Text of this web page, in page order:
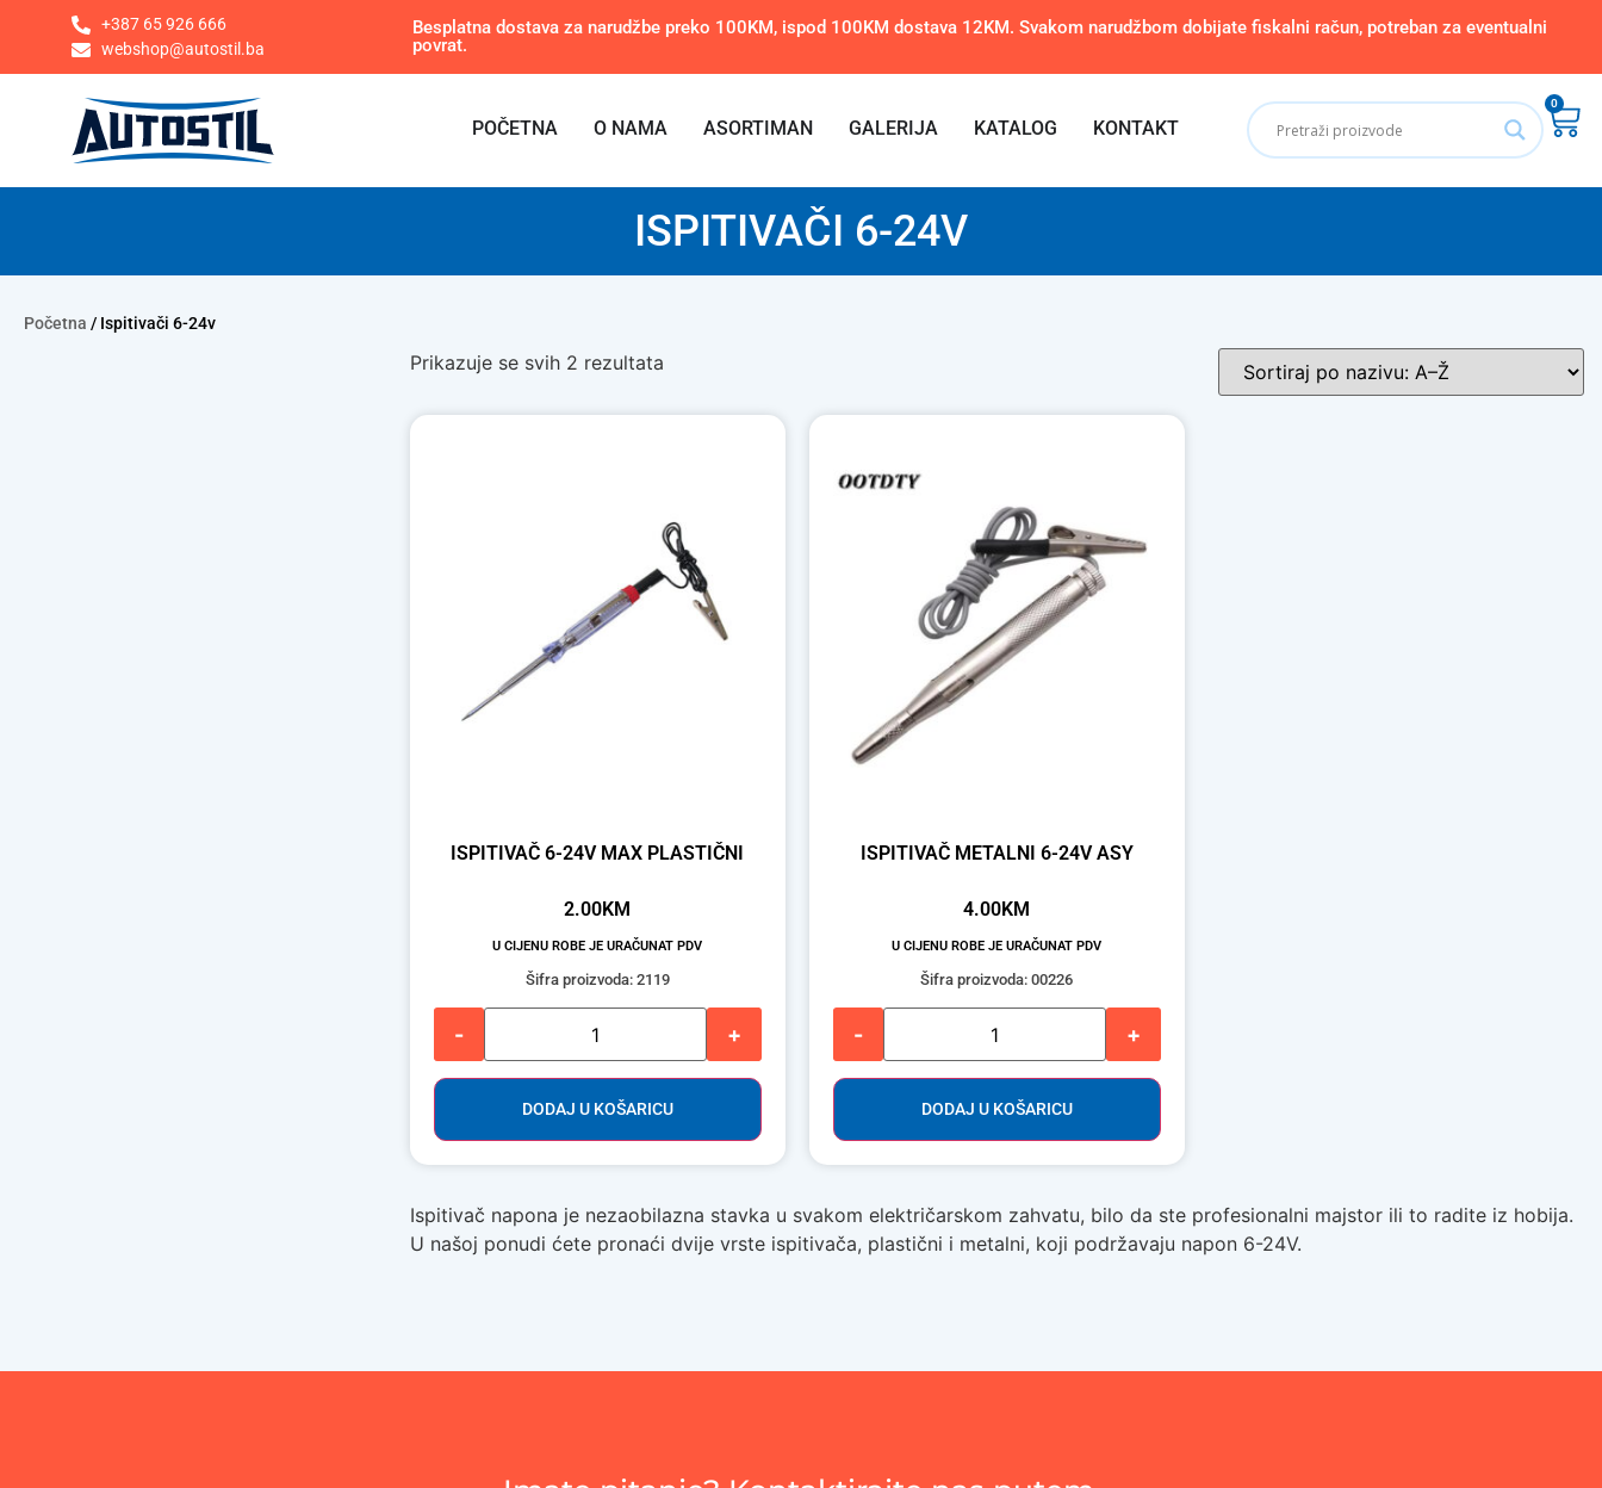
+387 65 926 666
webshop@autostil.ba
Besplatna dostava za narudžbe preko 100KM, ispod 100KM dostava 12KM. Svakom narudžbom dobijate fiskalni račun, potreban za eventualni
povrat.
POČETNA O NAMA ASORTIMAN GALERIJA KATALOG KONTAKT
0
ISPITIVAČI 6-24V
Početna / Ispitivači 6-24v
Prikazuje se svih 2 rezultata
ISPITIVAČ 6-24V MAX PLASTIČNI
2.00KM
U CIJENU ROBE JE URAČUNAT PDV
Šifra proizvoda: 2119
- +
DODAJ U KOŠARICU
ISPITIVAČ METALNI 6-24V ASY
4.00KM
U CIJENU ROBE JE URAČUNAT PDV
Šifra proizvoda: 00226
- +
DODAJ U KOŠARICU
Ispitivač napona je nezaobilazna stavka u svakom električarskom zahvatu, bilo da ste profesionalni majstor ili to radite iz hobija.
U našoj ponudi ćete pronaći dvije vrste ispitivača, plastični i metalni, koji podržavaju napon 6-24V.